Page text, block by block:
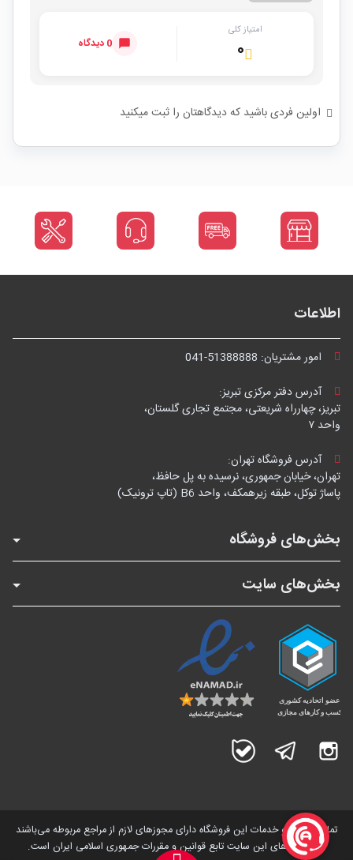
امتیاز کلی
۰ 0 دیدگاه
اولین فردی باشید که دیدگاهتان را ثبت میکنید
اطلاعات
امور مشتریان: 041-51388888
آدرس دفتر مرکزی تبریز:
تبریز، چهارراه شریعتی، مجتمع تجاری گلستان،
واحد ۷
آدرس فروشگاه تهران:
تهران، خیابان جمهوری، نرسیده به پل حافظ،
پاساژ توکل، طبقه زیرهمکف، واحد B6 (تاپ ترونیک)
بخش‌های فروشگاه
بخش‌های سایت
اینستاگرام تلگرام
تمامی کالاها و خدمات این فروشگاه دارای مجوز‌های لازم از مراجع مربوطه می‌باشند
و فعالیت های این سایت تابع قوانین و مقررات جمهوری اسلامی ایران است.